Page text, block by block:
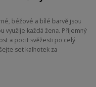
béžové a bílé barvě jsou
využije každá žena. Příjemný
a pocit svěžesti po celý
set kalhotek za